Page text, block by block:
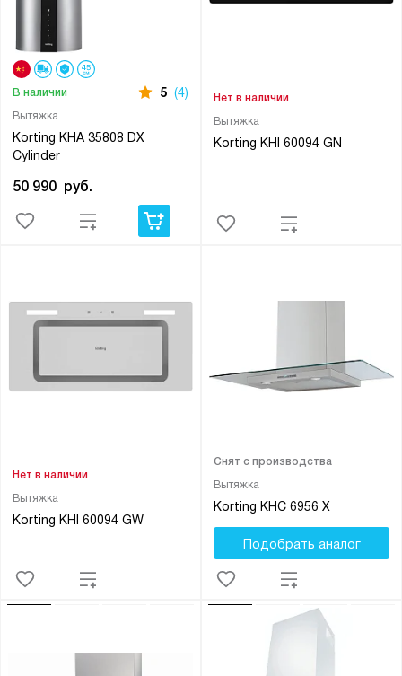
Вытяжка
Korting KHA 35808 DX
Cylinder
В наличии 5 (4)
50 990 руб.
Вытяжка
Korting KHI 60094 GN
Нет в наличии
Вытяжка
Korting KHI 60094 GW
Нет в наличии
Вытяжка
Korting KHC 6956 X
Снят с производства
Подобрать аналог